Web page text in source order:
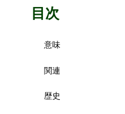
目次
意味
関連
歴史